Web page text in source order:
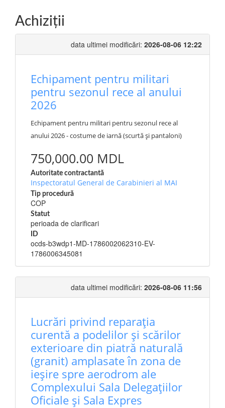
Achiziţii
data ultimei modificări: 2026-08-06 12:22
Echipament pentru militari
pentru sezonul rece al anului
2026
Echipament pentru militari pentru sezonul rece al
anului 2026 - costume de iarnă (scurtă și pantaloni)
750,000.00 MDL
Autoritate contractantă
Inspectoratul General de Carabinieri al MAI
Tip procedură
COP
Statut
perioada de clarificari
ID
ocds-b3wdp1-MD-1786002062310-EV-
1786006345081
data ultimei modificări: 2026-08-06 11:56
Lucrări privind reparația
curentă a podelilor și scărilor
exterioare din piatră naturală
(granit) amplasate în zona de
ieșire spre aerodrom ale
Complexului Sala Delegațiilor
Oficiale și Sala Expres